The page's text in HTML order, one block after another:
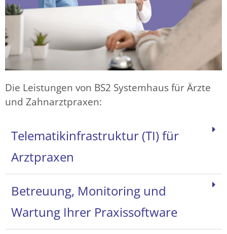
Die Leistungen von BS2 Systemhaus für Ärzte
und Zahnarztpraxen:
Telematikinfrastruktur (TI) für
Arztpraxen
Betreuung, Monitoring und
Wartung Ihrer Praxissoftware